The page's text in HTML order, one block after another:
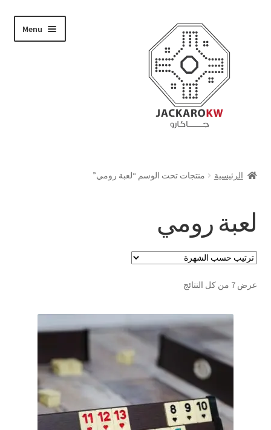
navigation
content
Menu
حسابي
الدفع
تواصل معنا
العربية
الرئيسية منتجات تحت الوسم “لعبة رومي”
لعبة رومي
عرض ⁦7⁩ من كل النتائج
تم
الشهرة